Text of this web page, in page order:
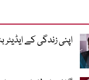
اپنی زندگی کے ایڈیٹر